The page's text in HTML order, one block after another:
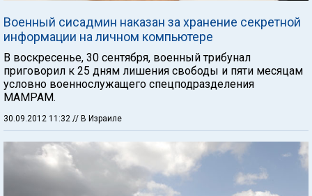
Военный сисадмин наказан за хранение секретной
информации на личном компьютере
В воскресенье, 30 сентября, военный трибунал
приговорил к 25 дням лишения свободы и пяти месяцам
условно военнослужащего спецподразделения
МАМРАМ.
30.09.2012 11:32 // В Израиле